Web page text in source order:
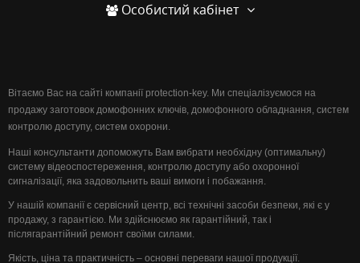
Особистий кабінет
Вітаємо Вас на сайті компанії protection-key. Ми спеціалізуємося на
продажу заготовок домофонних ключів, домофонного обладнання, систем
контролю доступу, систем охорони.
Наші консультанти допоможуть Вам вибрати необхідну (оптимальну)
систему відеоспостереження, контролю доступу або охоронної
сигналізації, яка задовольнить ваші вимоги і побажання.
У нашій компанії є сервісний центр, всі технічні засоби безпеки, які є у
продажу, з гарантією. Ми здійснюємо як гарантійний, так і
післягарантійний ремонт своїми силами.
Якість, ціна та практичність – основні переваги нашої продукції.